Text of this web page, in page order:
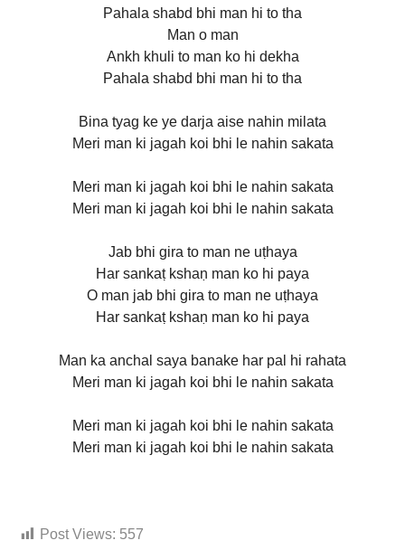
Pahala shabd bhi man hi to tha
Man o man
Ankh khuli to man ko hi dekha
Pahala shabd bhi man hi to tha
Bina tyag ke ye darja aise nahin milata
Meri man ki jagah koi bhi le nahin sakata
Meri man ki jagah koi bhi le nahin sakata
Meri man ki jagah koi bhi le nahin sakata
Jab bhi gira to man ne uṭhaya
Har sankaṭ kshaṇ man ko hi paya
O man jab bhi gira to man ne uṭhaya
Har sankaṭ kshaṇ man ko hi paya
Man ka anchal saya banake har pal hi rahata
Meri man ki jagah koi bhi le nahin sakata
Meri man ki jagah koi bhi le nahin sakata
Meri man ki jagah koi bhi le nahin sakata
Post Views: 557